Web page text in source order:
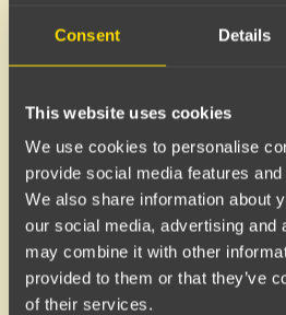
Consent Details
This website uses cookies
We use cookies to personalise
provide social media features
We also share information about
our social media, advertising and
may combine it with other
provided to them or that they’ve
of their services.